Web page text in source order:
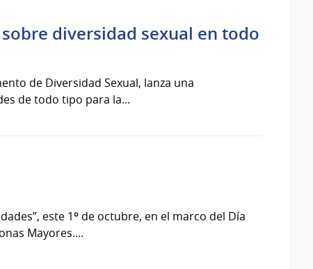
diversidad sexual en todo
de Diversidad Sexual, lanza una
de todo tipo para la...
este 1º de octubre, en el marco del Día
Mayores....